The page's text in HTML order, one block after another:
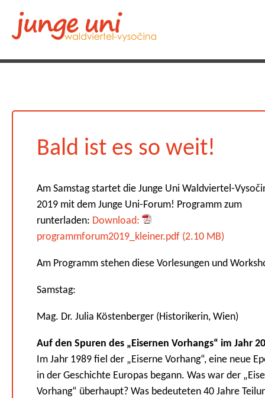
Bald ist es so weit!
Am Samstag startet die Junge Uni Waldviertel-
2019 mit dem Junge Uni-Forum! Programm zum
runterladen: Download:
programmforum2019_kleiner.pdf (2.10 MB)
Am Programm stehen diese Vorlesungen und
Samstag:
Mag. Dr. Julia Köstenberger (Historikerin, Wien)
Auf den Spuren des „Eisernen Vorhangs“ im Jahr
Im Jahr 1989 fiel der „Eiserne Vorhang“, eine neue
in der Geschichte Europas begann. Was war der
Vorhang“ überhaupt? Was bedeuteten 40 Jahre